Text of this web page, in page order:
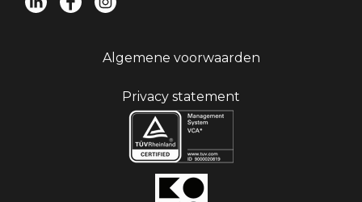
Algemene voorwaarden
Privacy statement